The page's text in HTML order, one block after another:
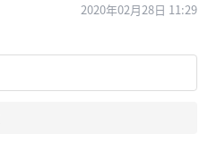
2020年02月28日 11:29